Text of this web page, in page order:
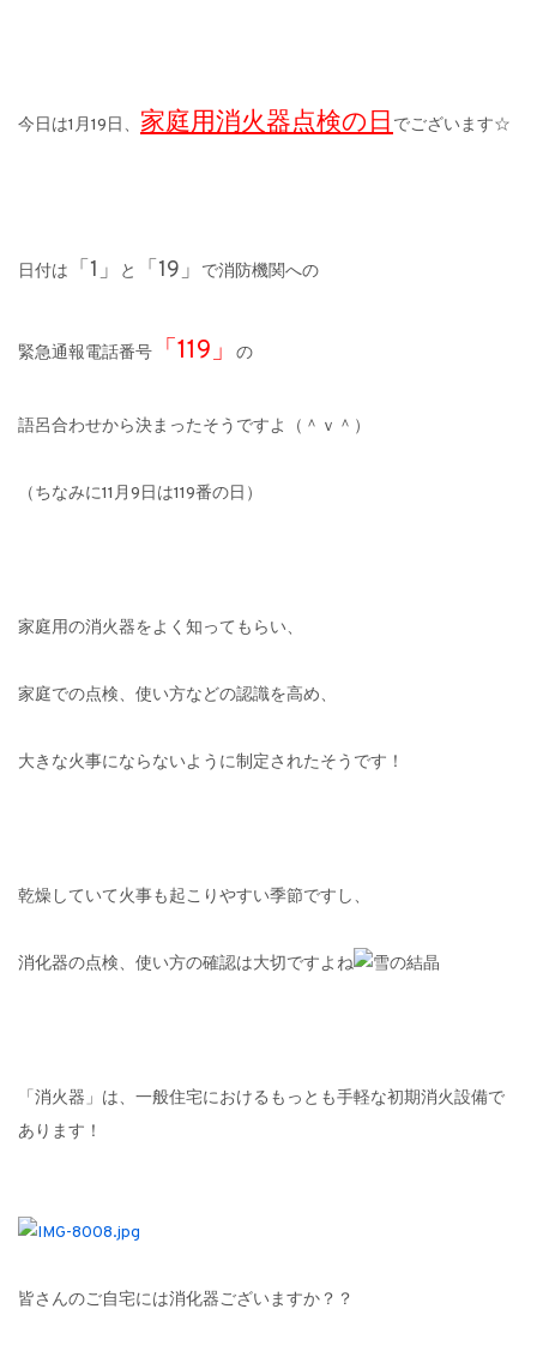
今日は1月19日、 家庭用消火器点検の日 でございます☆
日付は 「1」 と 「19」 で消防機関への
緊急通報電話番号 「119」 の
語呂合わせから決まったそうですよ（＾ｖ＾）
（ちなみに11月9日は119番の日）
家庭用の消火器をよく知ってもらい、
家庭での点検、使い方などの認識を高め、
大きな火事にならないように制定されたそうです！
乾燥していて火事も起こりやすい季節ですし、
消化器の点検、使い方の確認は大切ですよね
「消火器」は、一般住宅におけるもっとも手軽な初期消火設備で
あります！
皆さんのご自宅には消化器ございますか？？